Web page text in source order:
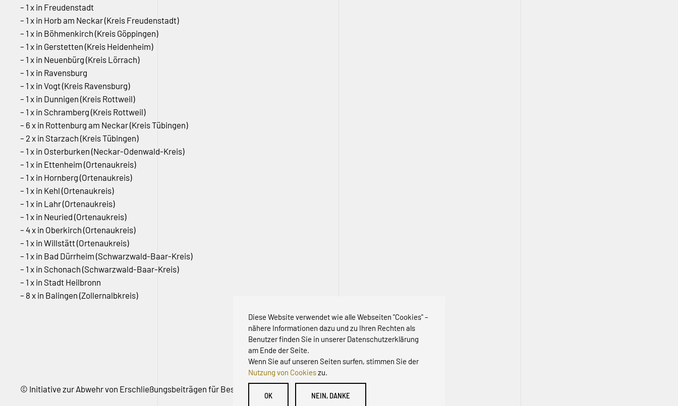
Diese Website verwendet wie alle Webseiten "Cookies" –
nähere Informationen dazu und zu Ihren Rechten als
Benutzer finden Sie in unserer Datenschutzerklärung
am Ende der Seite.
Wenn Sie auf unseren Seiten surfen, stimmen Sie der
Nutzung von Cookieszu.
OK NEIN, DANKE
– 1 x in Freudenstadt
– 1 x in Horb am Neckar (Kreis Freudenstadt)
– 1 x in Böhmenkirch (Kreis Göppingen)
– 1 x in Gerstetten (Kreis Heidenheim)
– 1 x in Neuenbürg (Kreis Lörrach)
– 1 x in Ravensburg
– 1 x in Vogt (Kreis Ravensburg)
– 1 x in Dunnigen (Kreis Rottweil)
– 1 x in Schramberg (Kreis Rottweil)
– 6 x in Rottenburg am Neckar (Kreis Tübingen)
– 2 x in Starzach (Kreis Tübingen)
– 1 x in Osterburken (Neckar-Odenwald-Kreis)
– 1 x in Ettenheim (Ortenaukreis)
– 1 x in Hornberg (Ortenaukreis)
– 1 x in Kehl (Ortenaukreis)
– 1 x in Lahr (Ortenaukreis)
– 1 x in Neuried (Ortenaukreis)
– 4 x in Oberkirch (Ortenaukreis)
– 1 x in Willstätt (Ortenaukreis)
– 1 x in Bad Dürrheim (Schwarzwald-Baar-Kreis)
– 1 x in Schonach (Schwarzwald-Baar-Kreis)
– 1 x in Stadt Heilbronn
– 8 x in Balingen (Zollernalbkreis)
© Initiative zur Abwehr von Erschließungsbeiträgen für Bestandsstraßen BW